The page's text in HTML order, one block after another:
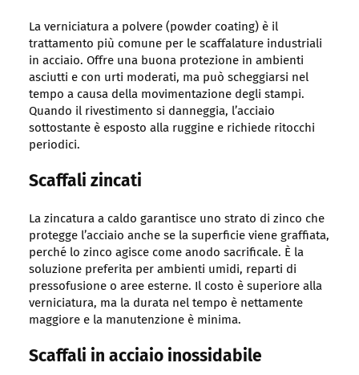
La verniciatura a polvere (powder coating) è il
trattamento più comune per le scaffalature industriali
in acciaio. Offre una buona protezione in ambienti
asciutti e con urti moderati, ma può scheggiarsi nel
tempo a causa della movimentazione degli stampi.
Quando il rivestimento si danneggia, l’acciaio
sottostante è esposto alla ruggine e richiede ritocchi
periodici.
Scaffali zincati
La zincatura a caldo garantisce uno strato di zinco che
protegge l’acciaio anche se la superficie viene graffiata,
perché lo zinco agisce come anodo sacrificale. È la
soluzione preferita per ambienti umidi, reparti di
pressofusione o aree esterne. Il costo è superiore alla
verniciatura, ma la durata nel tempo è nettamente
maggiore e la manutenzione è minima.
Scaffali in acciaio inossidabile